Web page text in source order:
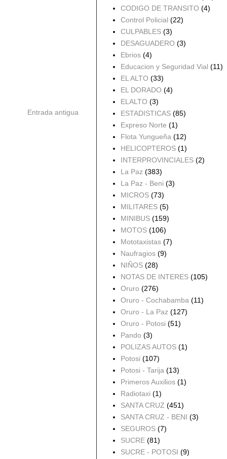
Entrada antigua
CODIGO DE TRANSITO (4)
Control Policial (22)
CULPABLES (3)
DESAGUADERO (3)
Ebrios (4)
Educacion y Seguridad Vial (11)
EL ALTO (33)
EL DORADO (4)
ELALTO (3)
ESTADISTICAS (85)
Expreso Norte (1)
Flota Yungueña (12)
HELICOPTEROS (1)
INTERPROVINCIALES (2)
La Paz (383)
La Paz - Beni (3)
MICROS (73)
MILITARES (5)
MINIBUS (159)
MOTOS (106)
Mototaxistas (7)
Naufragios (9)
NIÑOS (28)
NOTAS DE INTERES (105)
Oruro (276)
Oruro - Cochabamba (11)
Oruro - La Paz (127)
Oruro - Potosi (51)
Pando (3)
POLIZAS AUTOS (1)
Potosi (107)
Potosi - Tarija (13)
Primeros Auxilios (1)
Radiotaxi (1)
SANTA CRUZ (451)
SANTA CRUZ - BENI (3)
SEGUROS (7)
SUCRE (81)
SUCRE - POTOSI (9)